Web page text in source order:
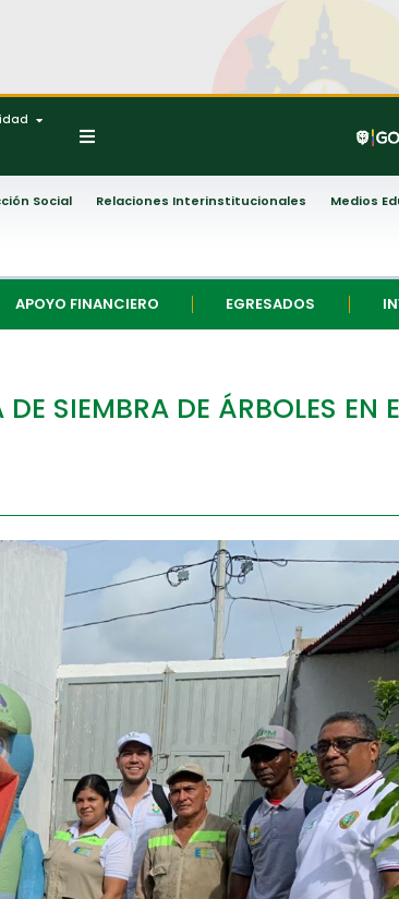
Social Relaciones Interinstitucionales Medios
APOYO FINANCIERO EGRESADOS
SIEMBRA DE ÁRBOLES EN